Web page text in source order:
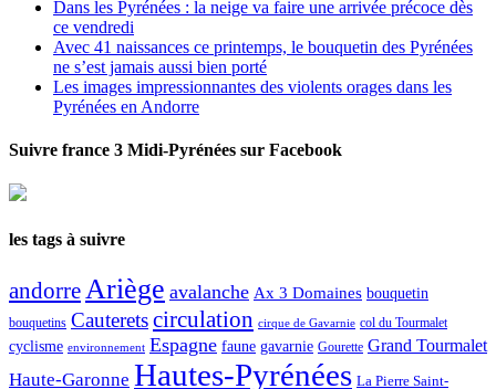
Dans les Pyrénées : la neige va faire une arrivée précoce dès
ce vendredi
Avec 41 naissances ce printemps, le bouquetin des Pyrénées
ne s’est jamais aussi bien porté
Les images impressionnantes des violents orages dans les
Pyrénées en Andorre
Suivre france 3 Midi-Pyrénées sur Facebook
les tags à suivre
andorreAriège avalanche Ax 3 Domaines bouquetin
bouquetins Cauteretscirculation cirque de Gavarnie col du Tourmalet
cyclisme environnement Espagne faune gavarnie Gourette Grand Tourmalet
Haute-Garonne Hautes-Pyrénées La Pierre Saint-